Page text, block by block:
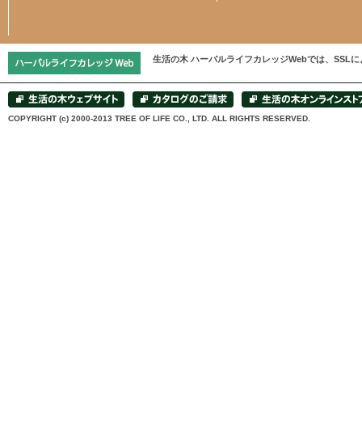
生活の木 ハーバルライフカレッジWebでは、SSL
COPYRIGHT (c) 2000-2013 TREE OF LIFE CO., LTD. ALL RIGHTS RESERVED.